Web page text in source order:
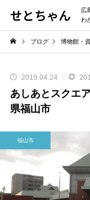
せとちゃん
広
わ
ブログ 博物館・
2019.04.24
あしあとスクエ
県福山市
福山市